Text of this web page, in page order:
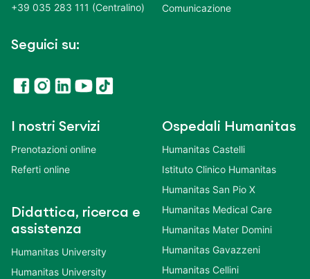
+39 035 283 111 (Centralino)
Seguici su:
Comunicazione
I nostri Servizi
Prenotazioni online
Referti online
Didattica, ricerca e
assistenza
Humanitas University
Humanitas University
Ospedali Humanitas
Humanitas Castelli
Istituto Clinico Humanitas
Humanitas San Pio X
Humanitas Medical Care
Humanitas Mater Domini
Humanitas Gavazzeni
Humanitas Cellini